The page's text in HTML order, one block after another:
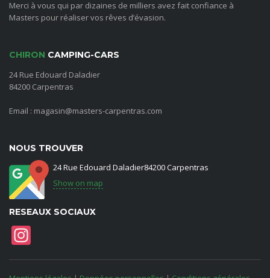
Merci à vous qui par dizaines de milliers avez fait confiance à
Masters pour réaliser vos rêves d’évasion.
CHIRON CAMPING-CARS
24 Rue Edouard Daladier
84200 Carpentras
Email : magasin@masters-carpentras.com
NOUS TROUVER
24 Rue Edouard Daladier84200 Carpentras
Show on map
RESEAUX SOCIAUX